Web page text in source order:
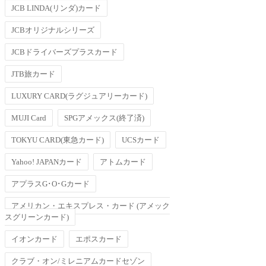
JCB LINDA(リンダ)カード
JCBオリジナルシリーズ
JCBドライバーズプラスカード
JTB旅カード
LUXURY CARD(ラグジュアリーカード)
MUJI Card SPGアメックス(終了済)
TOKYU CARD(東急カード) UCSカード
Yahoo! JAPANカード アトムカード
アプラスG･O･Gカード
アメリカン・エキスプレス・カード (アメック
スグリーンカード)
イオンカード エポスカード
クラブ・オン/ミレニアムカードセゾン